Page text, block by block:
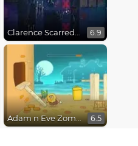
Clarence Scarred Silly 6.9
Adam n Eve Zombies 6.5